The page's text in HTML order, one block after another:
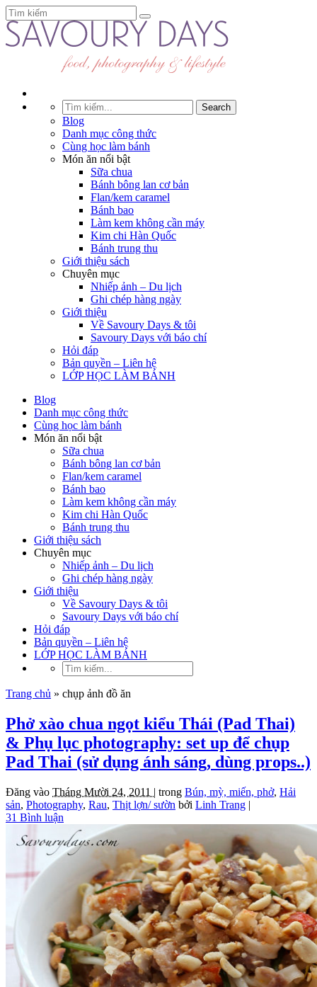
Blog
Danh mục công thức
Cùng học làm bánh
Món ăn nổi bật
Sữa chua
Bánh bông lan cơ bản
Flan/kem caramel
Bánh bao
Làm kem không cần máy
Kim chi Hàn Quốc
Bánh trung thu
Giới thiệu sách
Chuyên mục
Nhiếp ảnh – Du lịch
Ghi chép hàng ngày
Giới thiệu
Về Savoury Days & tôi
Savoury Days với báo chí
Hỏi đáp
Bản quyền – Liên hệ
LỚP HỌC LÀM BÁNH
Blog
Danh mục công thức
Cùng học làm bánh
Món ăn nổi bật
Sữa chua
Bánh bông lan cơ bản
Flan/kem caramel
Bánh bao
Làm kem không cần máy
Kim chi Hàn Quốc
Bánh trung thu
Giới thiệu sách
Chuyên mục
Nhiếp ảnh – Du lịch
Ghi chép hàng ngày
Giới thiệu
Về Savoury Days & tôi
Savoury Days với báo chí
Hỏi đáp
Bản quyền – Liên hệ
LỚP HỌC LÀM BÁNH
Trang chủ » chụp ảnh đồ ăn
Phở xào chua ngọt kiểu Thái (Pad Thai)
& Phụ lục photography: set up để chụp
Pad Thai (sử dụng ánh sáng, dùng props..)
Đăng vào Tháng Mười 24, 2011 | trong Bún, mỳ, miến, phở, Hải
sản, Photography, Rau, Thịt lợn/ sườn bởi Linh Trang |
31 Bình luận